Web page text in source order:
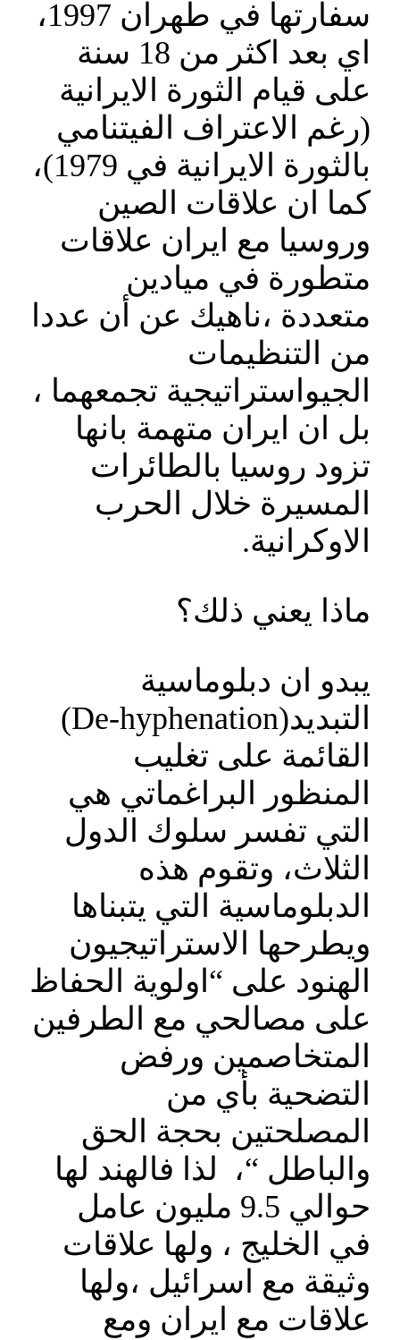
سفارتها في طهران 1997،
اي بعد اكثر من 18 سنة
على قيام الثورة الايرانية
(رغم الاعتراف الفيتنامي
بالثورة الايرانية في 1979)،
كما ان علاقات الصين
وروسيا مع ايران علاقات
متطورة في ميادين
متعددة ،ناهيك عن أن عددا
من التنظيمات
الجيواستراتيجية تجمعهما ،
بل ان ايران متهمة بانها
تزود روسيا بالطائرات
المسيرة خلال الحرب
الاوكرانية.
ماذا يعني ذلك؟
يبدو ان دبلوماسية
التبديد(De-hyphenation)
القائمة على تغليب
المنظور البراغماتي هي
التي تفسر سلوك الدول
الثلاث، وتقوم هذه
الدبلوماسية التي يتبناها
ويطرحها الاستراتيجيون
الهنود على “اولوية الحفاظ
على مصالحي مع الطرفين
المتخاصمين ورفض
التضحية بأي من
المصلحتين بحجة الحق
والباطل “، لذا فالهند لها
حوالي 9.5 مليون عامل
في الخليج ، ولها علاقات
وثيقة مع اسرائيل ،ولها
علاقات مع ايران ومع